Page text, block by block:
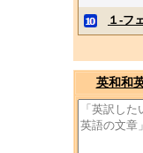
１‐フ
英和和